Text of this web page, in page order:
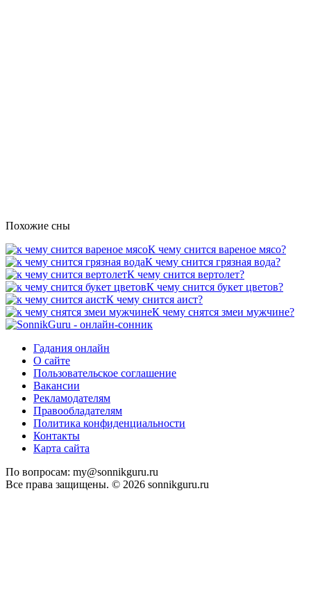
Похожие сны
К чему снится вареное мясо?
К чему снится грязная вода?
К чему снится вертолет?
К чему снится букет цветов?
К чему снится аист?
К чему снятся змеи мужчине?
Гадания онлайн
О сайте
Пользовательское соглашение
Вакансии
Рекламодателям
Правообладателям
Политика конфиденциальности
Контакты
Карта сайта
По вопросам: my@sonnikguru.ru
Все права защищены. © 2026 sonnikguru.ru